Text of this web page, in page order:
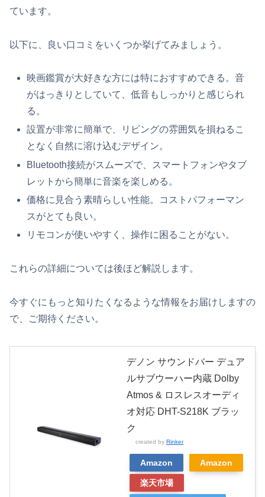
ています。
以下に、良い口コミをいくつか挙げてみましょう。
映画鑑賞が大好きな方には特におすすめできる。音
がはっきりとしていて、低音もしっかりと感じられ
る。
設置が非常に簡単で、リビングの雰囲気を損ねるこ
となく自然に溶け込むデザイン。
Bluetooth接続がスムーズで、スマートフォンやタブ
レットから簡単に音楽を楽しめる。
価格に見合う素晴らしい性能。コストパフォーマン
スがとても良い。
リモコンが使いやすく、操作に困ることがない。
これらの詳細については後ほど解説します。
今すぐにもっと知りたくなるような情報をお届けしますの
で、ご期待ください。
デノン サウンドバー デュア
ルサブウーハー内蔵 Dolby
Atmos & ロスレスオーディ
オ対応 DHT-S218K ブラッ
ク
created by Rinker
Amazon Amazon
楽天市場